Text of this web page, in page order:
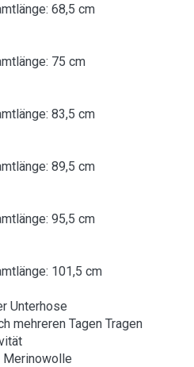
68,5 cm
75 cm
83,5 cm
89,5 cm
95,5 cm
101,5 cm
Unterhose
mehreren Tagen Tragen
Merinowolle